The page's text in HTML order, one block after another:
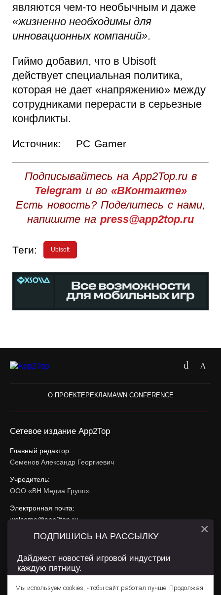
являются чем-то необычным и даже
«жизненно необходимы для
инновационных компаний».
Гиймо добавил, что в Ubisoft
действует специальная политика,
которая не дает «напряжению» между
сотрудниками перерасти в серьезные
конфликты.
Источник: PC Gamer
Подписывайтесь на App2Top.ru в
Telegram и во «ВКонтакте»
Есть новость? Поделитесь с нами,
напишите на press@app2top.ru
Теги: Ubisoft
О ПРОЕКТЕРЕКЛАМАWN CONFERENCE
Сетевое издание App2Top
Главный редактор:
Семенов Александр Георгиевич
Учредитель:
ООО «ВН Медиа Групп»
Электронная почта:
welcome@app2top.ru
При использовании материалов активная ссылка на
Сайт использует IP адреса, cookie, данные геолокации
использования содержатся вПолитике конфиденциальностии
Мы используем cookies, чтобы сайт работал лучше. Продолжая
ПОДПИШИСЬ НА РАССЫЛКУ
Дайджест новостей игровой индустрии
каждую пятницу.
×